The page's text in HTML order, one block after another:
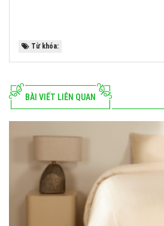
Từ khóa:
BÀI VIẾT LIÊN QUAN